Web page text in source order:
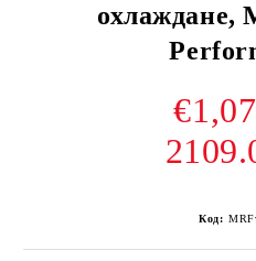
охлаждане,
Код: